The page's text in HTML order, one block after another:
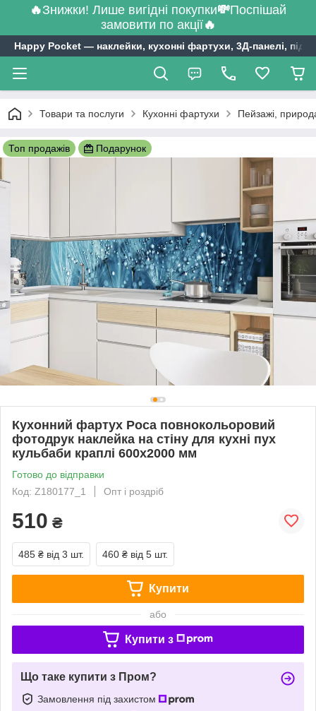
🔥Знижки! Лише вигідні покупки💸Поспішай
замовити по акції🔥
Happy Pocket ― наклейки, кухонні фартухи, 3Д-панелі,
Товари та послуги Кухонні фартухи Пейзажі,
Топ продажів Подарунок
Кухонний фартух Роса повнокольоровий
фотодрук наклейка на стіну для кухні пух
кульбаби краплі 600х2000 мм
Готово до відправки
Код: Z180177_1
Опт і роздріб
510 ₴
485 ₴ від 3 шт. 460 ₴ від 5 шт.
Купити
або
Купити з
Що таке купити з Пром?
Замовлення під захистом